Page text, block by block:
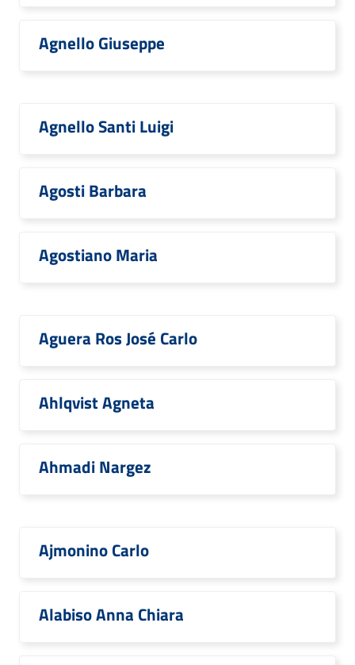
Agnello Giuseppe
Agnello Santi Luigi
Agosti Barbara
Agostiano Maria
Aguera Ros José Carlo
Ahlqvist Agneta
Ahmadi Nargez
Ajmonino Carlo
Alabiso Anna Chiara